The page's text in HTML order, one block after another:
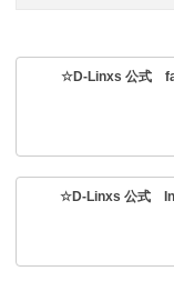
☆D-Linxs 公式
☆D-Linxs 公式